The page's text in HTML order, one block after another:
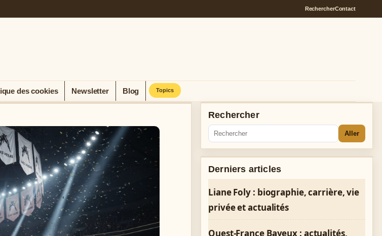
RechercherContact
des cookies Newsletter Blog Topics
Rechercher
Aller
Derniers articles
Liane Foly : biographie, carrière, vie
privée et actualités
Ouest-France Bayeux : actualités,